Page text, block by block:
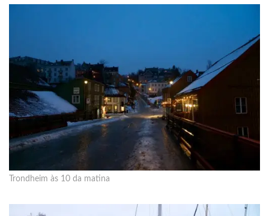
Trondheim às 10 da matina